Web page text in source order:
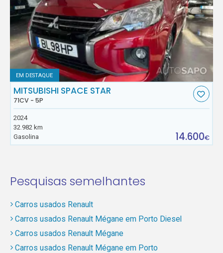
EM DESTAQUE
MITSUBISHI SPACE STAR
71CV - 5P
2024
32.982 km
Gasolina
14.600€
Pesquisas semelhantes
Carros usados Renault
Carros usados Renault Mégane em Porto Diesel
Carros usados Renault Mégane
Carros usados Renault Mégane em Porto